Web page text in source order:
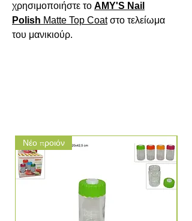
χρησιμοποιήστε το AMY'S Nail
Polish Matte Top Coat στο τελείωμα
του μανικιούρ.
Νέο προιόν